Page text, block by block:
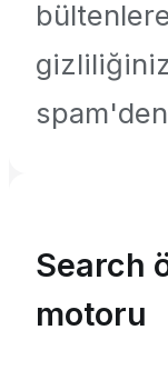
spam'den
Search
motoru